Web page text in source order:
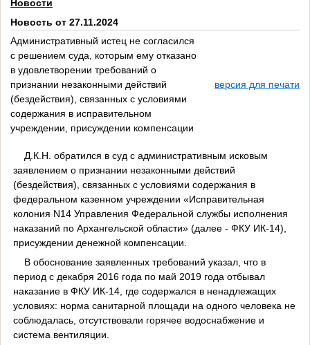
Новости
Новость от 27.11.2024
Административный истец не согласился
с решением суда, которым ему отказано
в удовлетворении требований о
признании незаконными действий
(бездействия), связанных с условиями
содержания в исправительном
учреждении, присуждении компенсации
версия для печати
Д.К.Н. обратился в суд с административным исковым
заявлением о признании незаконными действий
(бездействия), связанных с условиями содержания в
федеральном казенном учреждении «Исправительная
колония N14 Управления Федеральной службы исполнения
наказаний по Архангельской области» (далее - ФКУ ИК-14),
присуждении денежной компенсации.
В обоснование заявленных требований указал, что в
период с декабря 2016 года по май 2019 года отбывал
наказание в ФКУ ИК-14, где содержался в ненадлежащих
условиях: норма санитарной площади на одного человека не
соблюдалась, отсутствовали горячее водоснабжение и
система вентиляции.